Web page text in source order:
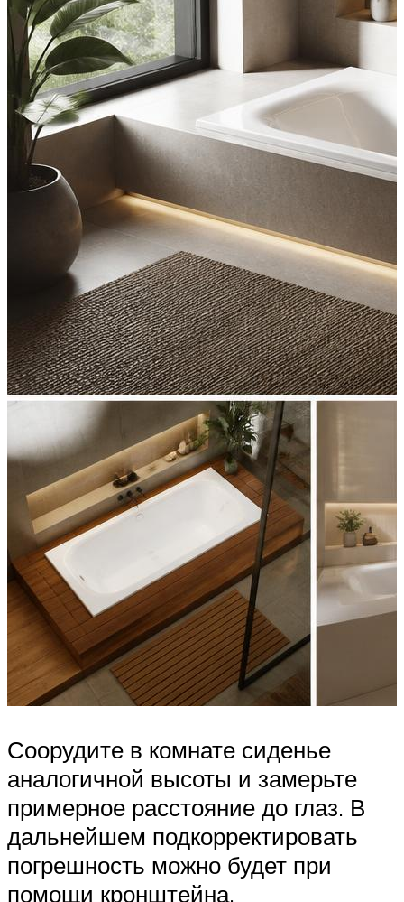
Соорудите в комнате сиденье
аналогичной высоты и замерьте
примерное расстояние до глаз. В
дальнейшем подкорректировать
погрешность можно будет при
помощи кронштейна.